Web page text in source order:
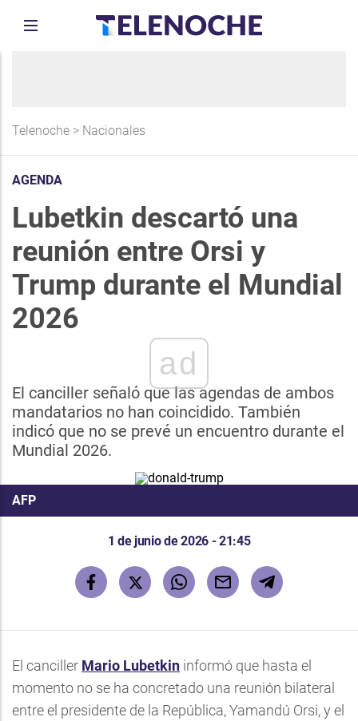
Telenoche > Nacionales
AGENDA
Lubetkin descartó una
reunión entre Orsi y
Trump durante el Mundial
2026
ad
El canciller señaló que las agendas de ambos
mandatarios no han coincidido. También
indicó que no se prevé un encuentro durante el
Mundial 2026.
AFP
1 de junio de 2026 - 21:45
El canciller Mario Lubetkin informó que hasta el
momento no se ha concretado una reunión bilateral
entre el presidente de la República, Yamandú Orsi, y el